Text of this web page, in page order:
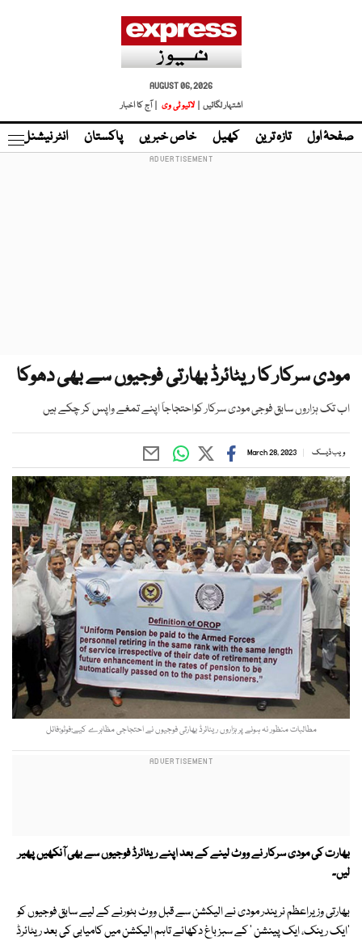
AUGUST 06, 2026
اشتہار لگائیں |
لائیو ٹی وی | آج کا اخبار
صفحۂ اول تازہ ترین کھیل خاص خبریں پاکستان انٹر نیشنل
مودی سرکار کا ریٹائرڈ بھارتی فوجیوں سے بھی دھوکا
اب تک ہزاروں سابق فوجی مودی سرکار کواحتجاجاَ اپنے تمغے واپس کر چکے ہیں
ویب ڈیسک March 28, 2023
مطالبات منظور نہ ہونے پر ہزاروں ریٹائرڈ بھارتی فوجیوں نے احتجاجی مظاہرے کیے:فوٹو:فائل
بھارت کی مودی سرکار نے ووٹ لینے کے بعد اپنے ریٹائرڈ فوجیوں سے بھی آنکھیں پھیر
لیں۔
بھارتی وزیراعظم نریندر مودی نے الیکشن سے قبل ووٹ بٹورنے کے لیے سابق فوجیوں کو
'ایک رینک، ایک پینشن ' کے سبز باغ دکھائے تاہم الیکشن میں کامیابی کی بعد ریٹائرڈ